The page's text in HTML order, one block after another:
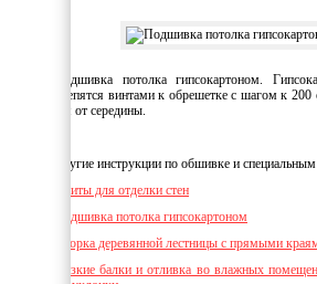
Подшивка потолка гипсокартоном.
крепятся винтами к обрешетке с шагом к
мм от середины.
Другие инструкции по обшивке и
Плиты для отделки стен
Подшивка потолка гипсокартоном
Сборка деревянной лестницы с прямыми
Низкие балки и отливка во влажных